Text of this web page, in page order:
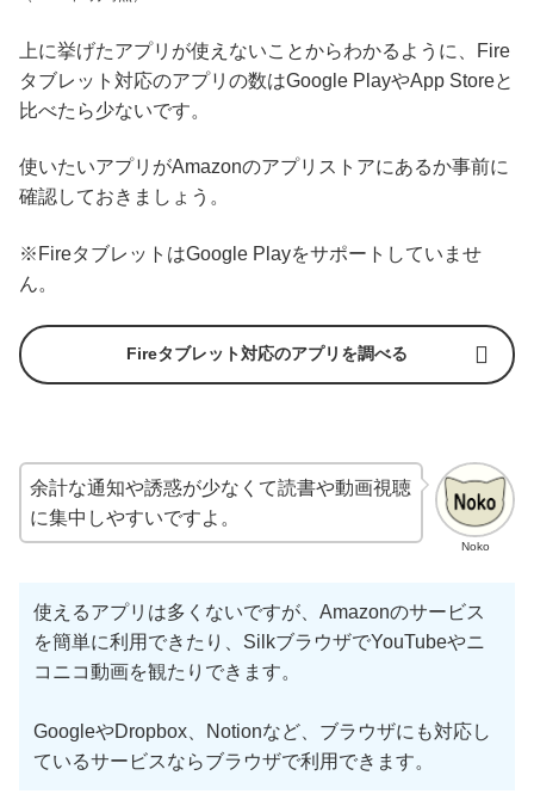
上に挙げたアプリが使えないことからわかるように、Fire
タブレット対応のアプリの数はGoogle PlayやApp Storeと
比べたら少ないです。
使いたいアプリがAmazonのアプリストアにあるか事前に
確認しておきましょう。
※FireタブレットはGoogle Playをサポートしていませ
ん。
Fireタブレット対応のアプリを調べる
Noko
余計な通知や誘惑が少なくて読書や動画視聴
に集中しやすいですよ。
使えるアプリは多くないですが、Amazonのサービス
を簡単に利用できたり、SilkブラウザでYouTubeやニ
コニコ動画を観たりできます。
GoogleやDropbox、Notionなど、ブラウザにも対応し
ているサービスならブラウザで利用できます。